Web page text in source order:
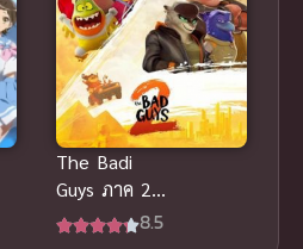
The Badi
Guys ภาค 2
วายร้ายพันธุ์ดี
8.5